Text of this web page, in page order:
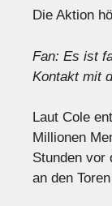
Die Aktion
Fan: Es ist
Kontakt mit
Laut Cole
Millionen
Stunden vor
an den